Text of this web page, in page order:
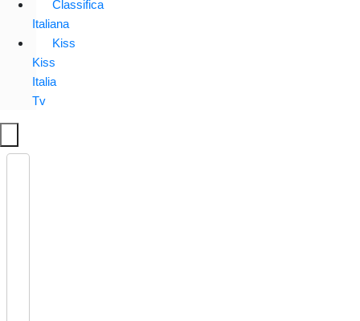
Classifica
Italiana
Kiss
Kiss
Italia
Tv